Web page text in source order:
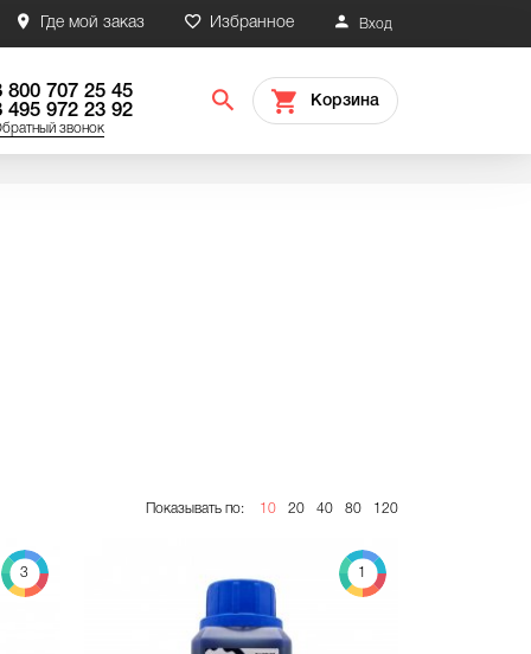
Вход
Избранное
Где мой заказ
800 707 25 45
495 972 23 92
звонок
Корзина
Показывать по: 10 20 40 80 120
3 1